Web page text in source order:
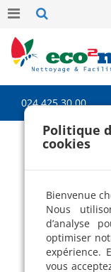
024 425 30 00
Le blog
entretenir
trouver
Politique
cookies
Bienvenue
Nous
d’analyse
optimiser
expérience.
vous